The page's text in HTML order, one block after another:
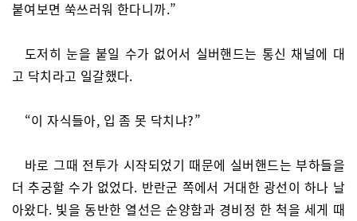
붙여보면 쑥쓰러워 한다니까.”
도저히 눈을 붙일 수가 없어서 실버핸드는 통신 채널에 대
고 닥치라고 일갈했다.
“이 자식들아, 입 좀 못 닥치냐?”
바로 그때 전투가 시작되었기 때문에 실버핸드는 부하들을
더 추궁할 수가 없었다. 반란군 쪽에서 거대한 광선이 하나 날
아왔다. 빛을 동반한 열선은 순양함과 경비정 한 척을 세게 때